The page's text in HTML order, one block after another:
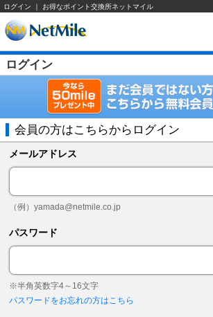
ログイン ｜ お得なポイント交換所ネットマイル
ログイン
会員の方はこちらからログイン
メールアドレス
（例）yamada@netmile.co.jp
パスワード
※半角英数字4～16文字
パスワードをお忘れの方はこちら